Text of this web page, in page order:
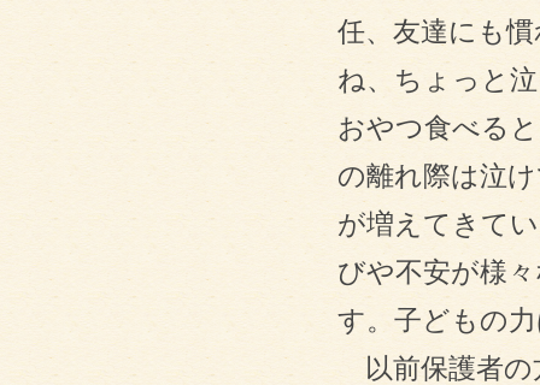
任、友達にも
ね、ちょっと
おやつ食べる
の離れ際は泣
が増えてきて
びや不安が様
す。子どもの
以前保護者の